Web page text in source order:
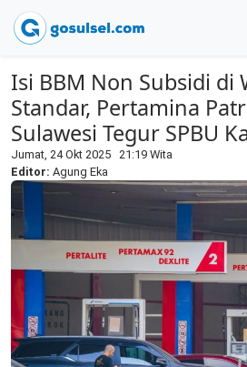
Isi BBM Non Subsidi di
Standar, Pertamina
Sulawesi Tegur SPBU
Jumat, 24 Okt 2025 21:19 Wita
Editor: Agung Eka